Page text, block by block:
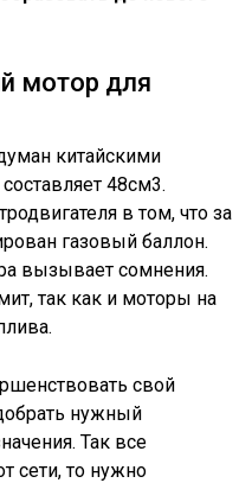
мотор для
китайскими
48см3.
в том, что за
газовый баллон.
вызывает сомнения.
так как и моторы на
свой
нужный
Так все
сети, то нужно